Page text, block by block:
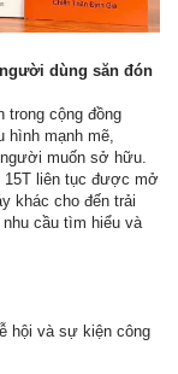
dùng săn đón
trong cộng đồng
hình mạnh mẽ,
muốn sở hữu.
15T liên tục được mở
khác cho đến trải
cầu tìm hiểu và
hội và sự kiện công